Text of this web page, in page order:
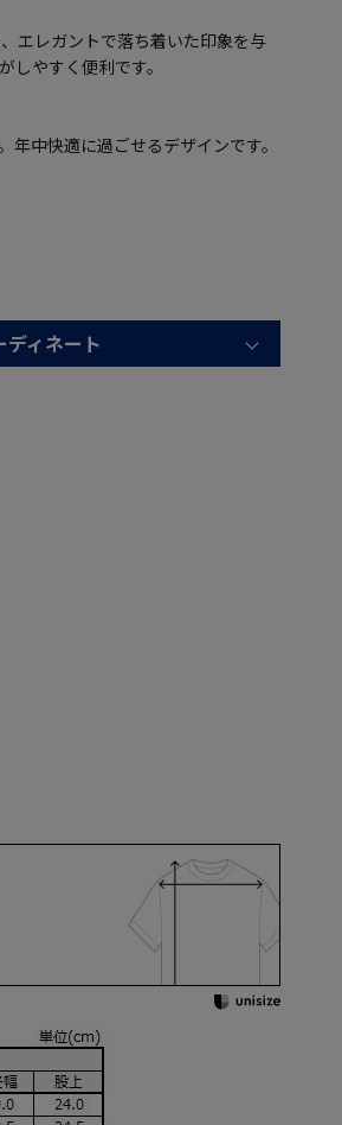
エレガントで落ち着いた印象を与
しやすく便利です。
中快適に過ごせるデザインです。
ディネート